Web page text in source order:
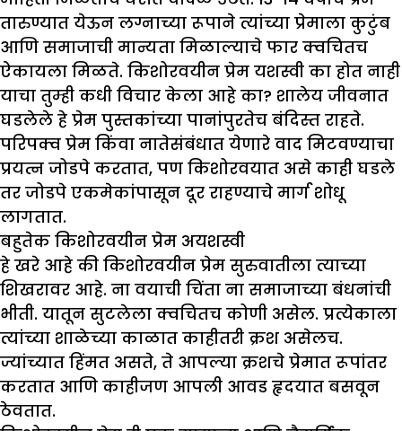
तारुण्यात येऊन लग्नाच्या रूपाने त्यांच्या प्रेमाला कुटुंब
आणि समाजाची मान्यता मिळाल्याचे फार क्वचितच
ऐकायला मिळते. किशोरवयीन प्रेम यशस्वी का होत नाही
याचा तुम्ही कधी विचार केला आहे का? शालेय जीवनात
घडलेले हे प्रेम पुस्तकांच्या पानांपुरतेच बंदिस्त राहते.
परिपक्व प्रेम किंवा नातेसंबंधात येणारे वाद मिटवण्याचा
प्रयत्न जोडपे करतात, पण किशोरवयात असे काही घडले
तर जोडपे एकमेकांपासून दूर राहण्याचे मार्ग शोधू
लागतात.
बहुतेक किशोरवयीन प्रेम अयशस्वी
हे खरे आहे की किशोरवयीन प्रेम सुरुवातीला त्याच्या
शिखरावर आहे. ना वयाची चिंता ना समाजाच्या बंधनांची
भीती. यातून सुटलेला क्वचितच कोणी असेल. प्रत्येकाला
त्यांच्या शाळेच्या काळात काहीतरी क्रश असेलच.
ज्यांच्यात हिंमत असते, ते आपल्या क्रशचे प्रेमात रूपांतर
करतात आणि काहीजण आपली आवड हृदयात बसवून
ठेवतात.